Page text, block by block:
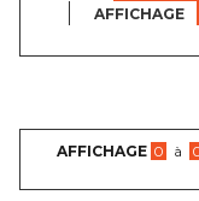
AFFICHAGE
AFFICHAGE 0 à